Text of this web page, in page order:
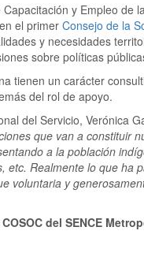
y Empleo de
el primer Consejo de la
y necesidades
sobre políticas
tienen un carácter
del rol de apoyo.
del Servicio, Verónica
que van a constituir
a la población
etc. Realmente lo que ha
voluntaria y
del SENCE